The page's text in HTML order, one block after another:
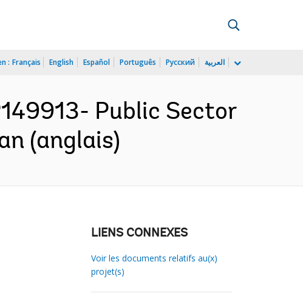
: Français English Español Português Русский العربية
Public Sector
(anglais)
LIENS CONNEXES
Voir les documents relatifs au(x)
projet(s)